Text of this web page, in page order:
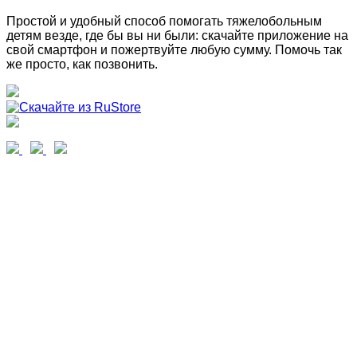
Простой и удобный способ помогать тяжелобольным
детям везде, где бы вы ни были: скачайте приложение на
свой смартфон и пожертвуйте любую сумму. Помочь так
же просто, как позвонить.